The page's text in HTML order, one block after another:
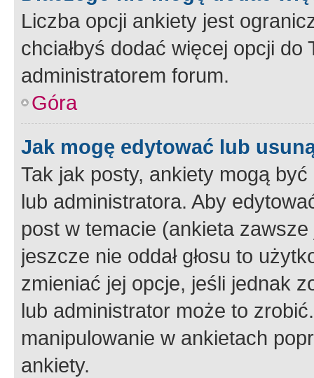
Liczba opcji ankiety jest
chciałbyś dodać więcej opcji
administratorem forum.
Góra
Jak mogę edytować lub
Tak jak posty, ankiety mogą
lub administratora. Aby
post w temacie (ankieta
jeszcze nie oddał głosu to
zmieniać jej opcje, jeśli jednak
lub administrator może to
manipulowanie w ankietach
ankiety.